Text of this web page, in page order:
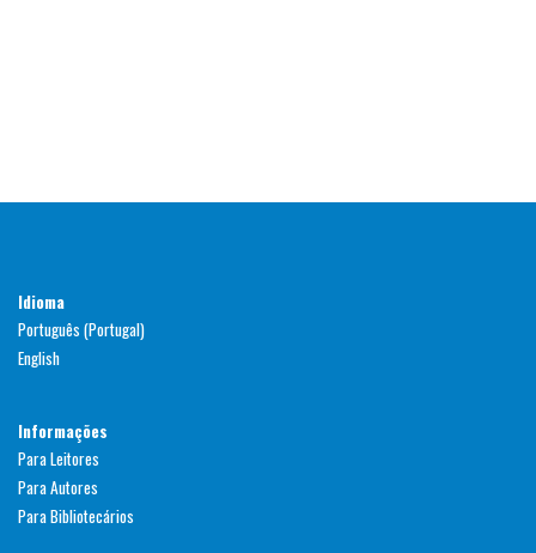
Idioma
Português (Portugal)
English
Informações
Para Leitores
Para Autores
Para Bibliotecários